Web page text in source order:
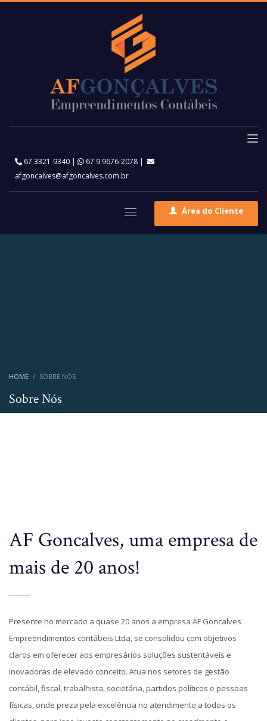
67 3321-9340 | 67 9 9676-2078 |
afgoncalves@afgoncalves.com.br
Área do Cliente
HOME SOBRE NÓS
Sobre Nós
AF Goncalves, uma empresa de
mais de 20 anos!
Presente no mercado a quase 20 anos a empresa AF Goncalves
Empreendimentos contábeis Ltda, se consolidou com objetivos
claros em oferecer aos empresários soluções sustentáveis e
inovadoras de elevado conceito. Atua nos setores de gestão
contábil, fiscal, trabalhista, societária, partidos políticos e pessoas
físicas, onde preza pela excelência no atendimento a todos os